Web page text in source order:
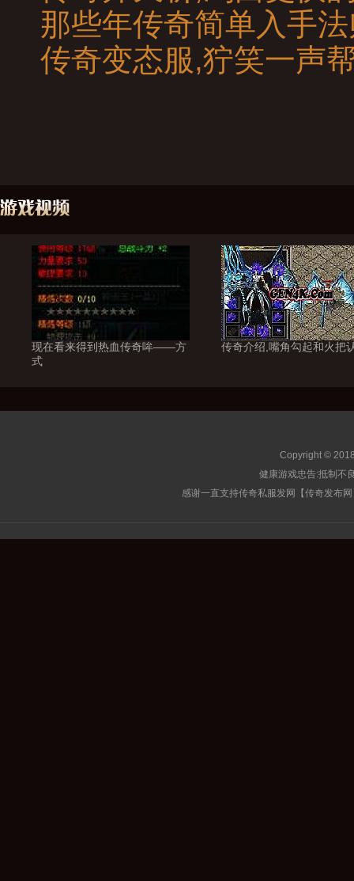
那些年传奇简单入手
传奇变态服,狞笑一声
现在看来得到热血传奇哞——方
式
传奇介绍,嘴角勾起和火把
Copyright ©
健康游戏忠告:抵制不
感谢一直支持传奇私服发网【传奇发布